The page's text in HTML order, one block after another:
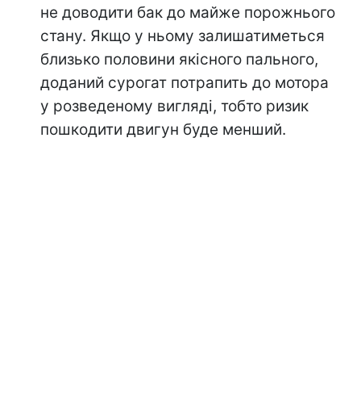
не доводити бак до майже порожнього
стану. Якщо у ньому залишатиметься
близько половини якісного пального,
доданий сурогат потрапить до мотора
у розведеному вигляді, тобто ризик
пошкодити двигун буде менший.